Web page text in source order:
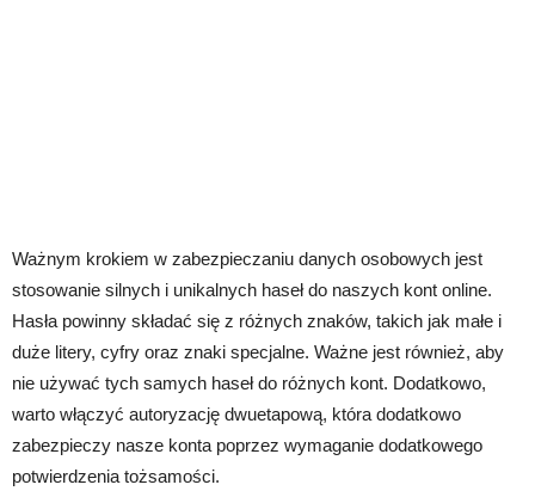
Ważnym krokiem w zabezpieczaniu danych osobowych jest
stosowanie silnych i unikalnych haseł do naszych kont online.
Hasła powinny składać się z różnych znaków, takich jak małe i
duże litery, cyfry oraz znaki specjalne. Ważne jest również, aby
nie używać tych samych haseł do różnych kont. Dodatkowo,
warto włączyć autoryzację dwuetapową, która dodatkowo
zabezpieczy nasze konta poprzez wymaganie dodatkowego
potwierdzenia tożsamości.